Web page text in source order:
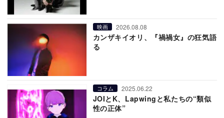
映画 2026.08.08
カンザキイオリ、『禍禍女』の狂気語
る
コラム 2025.06.22
JOIとK、Lapwingと私たちの“類似
性の正体”